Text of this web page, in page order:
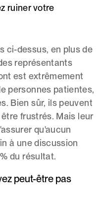
ruiner votre
ci-dessus, en plus de
représentants
est extrêmement
personnes patientes,
Bien sûr, ils peuvent
frustrés. Mais leur
qu'aucun
à une discussion
du résultat.
peut-être pas